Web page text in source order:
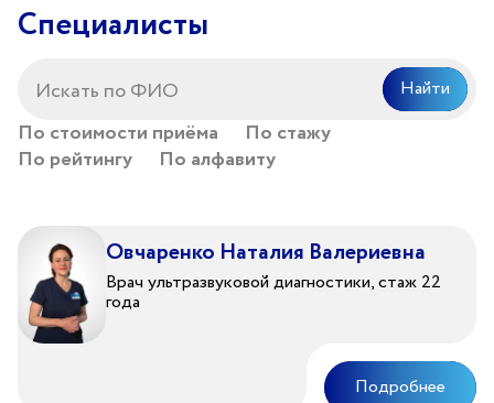
Специалисты
Найти
По стоимости приёма
По стажу
По рейтингу
По алфавиту
Овчаренко Наталия Валериевна
Врач ультразвуковой диагностики, стаж 22
года
Подробнее